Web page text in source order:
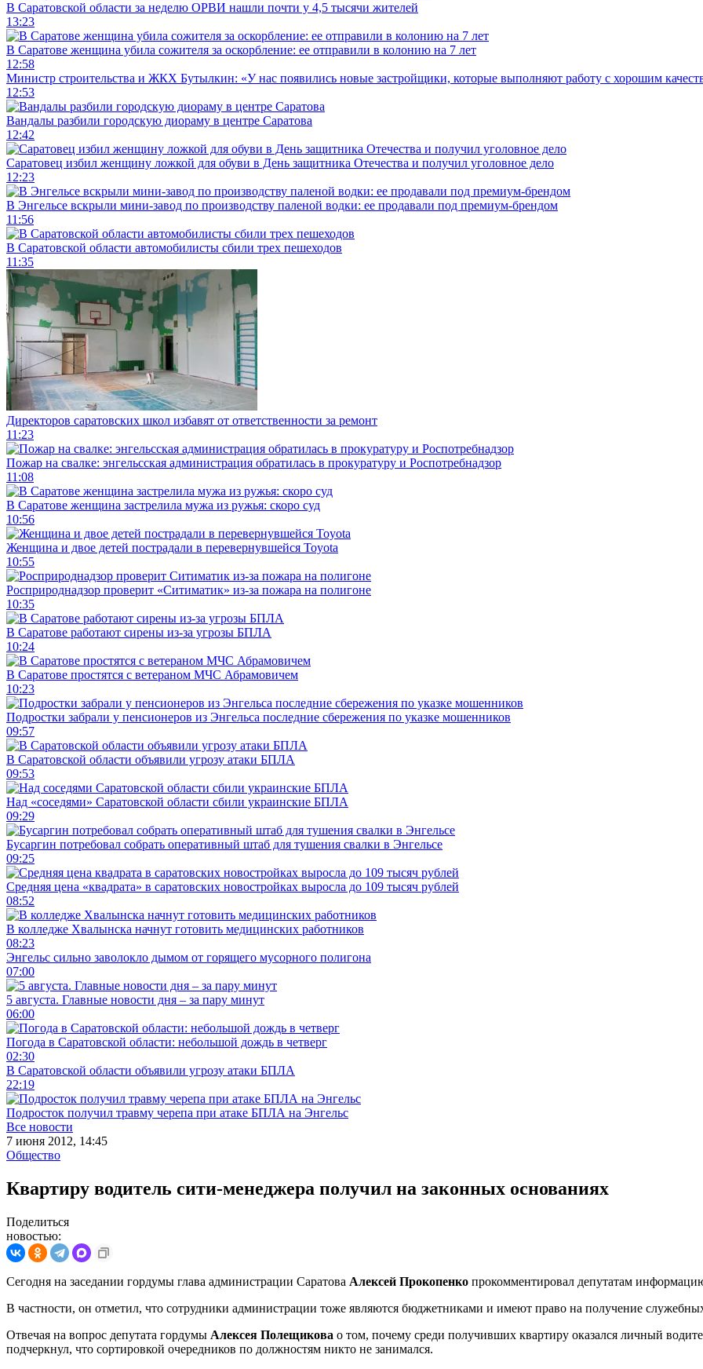
В Саратовской области за неделю ОРВИ нашли почти у 4,5 тысячи жителей
13:23
В Саратове женщина убила сожителя за оскорбление: ее отправили в колонию на 7 лет
12:58
Министр строительства и ЖКХ Бутылкин: «У нас появились новые застройщики, которые выполняют работу с хорошим
12:53
Вандалы разбили городскую диораму в центре Саратова
12:42
Саратовец избил женщину ложкой для обуви в День защитника Отечества и получил уголовное дело
12:23
В Энгельсе вскрыли мини-завод по производству паленой водки: ее продавали под премиум-брендом
11:56
В Саратовской области автомобилисты сбили трех пешеходов
11:35
Директоров саратовских школ избавят от ответственности за ремонт
11:23
Пожар на свалке: энгельсская администрация обратилась в прокуратуру и Роспотребнадзор
11:08
В Саратове женщина застрелила мужа из ружья: скоро суд
10:56
Женщина и двое детей пострадали в перевернувшейся Toyota
10:55
Росприроднадзор проверит «Ситиматик» из-за пожара на полигоне
10:35
В Саратове работают сирены из-за угрозы БПЛА
10:24
В Саратове простятся с ветераном МЧС Абрамовичем
10:23
Подростки забрали у пенсионеров из Энгельса последние сбережения по указке мошенников
09:57
В Саратовской области объявили угрозу атаки БПЛА
09:53
Над «соседями» Саратовской области сбили украинские БПЛА
09:29
Бусаргин потребовал собрать оперативный штаб для тушения свалки в Энгельсе
09:25
Средняя цена «квадрата» в саратовских новостройках выросла до 109 тысяч рублей
08:52
В колледже Хвалынска начнут готовить медицинских работников
08:23
Энгельс сильно заволокло дымом от горящего мусорного полигона
07:00
5 августа. Главные новости дня – за пару минут
06:00
Погода в Саратовской области: небольшой дождь в четверг
02:30
В Саратовской области объявили угрозу атаки БПЛА
22:19
Подросток получил травму черепа при атаке БПЛА на Энгельс
Все новости
7 июня 2012, 14:45
Общество
Квартиру водитель сити-менеджера получил на законных основаниях
Поделиться
новостью:
Сегодня на заседании гордумы глава администрации Саратова Алексей Прокопенко прокомментировал депутатам
В частности, он отметил, что сотрудники администрации тоже являются бюджетниками и имеют право на получение
Отвечая на вопрос депутата гордумы Алексея Полещикова о том, почему среди получивших квартиру оказался личный
подчеркнул, что сортировкой очередников по должностям никто не занимался.